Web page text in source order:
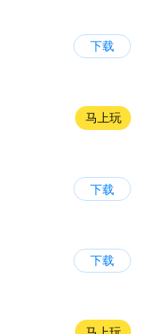
下载
马上玩
下载
下载